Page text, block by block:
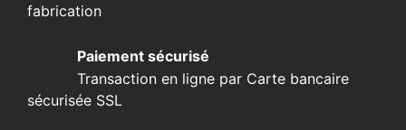
fabrication
Paiement sécurisé
Transaction en ligne par Carte bancaire
sécurisée SSL